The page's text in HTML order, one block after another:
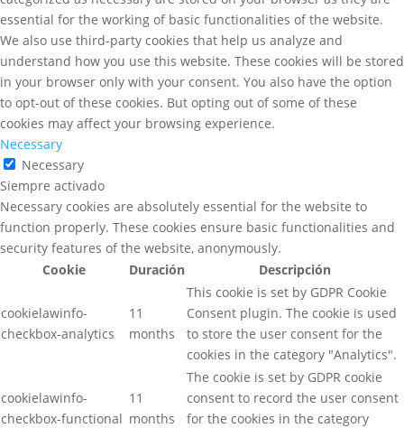
essential for the working of basic functionalities of the website.
We also use third-party cookies that help us analyze and
understand how you use this website. These cookies will be stored
in your browser only with your consent. You also have the option
to opt-out of these cookies. But opting out of some of these
cookies may affect your browsing experience.
Necessary
Necessary
Siempre activado
Necessary cookies are absolutely essential for the website to
function properly. These cookies ensure basic functionalities and
security features of the website, anonymously.
Cookie
Duración Descripción
cookielawinfo-
checkbox-analytics
11
months
This cookie is set by GDPR Cookie
Consent plugin. The cookie is used
to store the user consent for the
cookies in the category "Analytics".
cookielawinfo-
checkbox-functional
11
months
The cookie is set by GDPR cookie
consent to record the user consent
for the cookies in the category